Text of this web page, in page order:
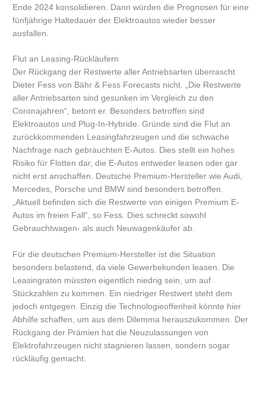
Ende 2024 konsolidieren. Dann würden die Prognosen für eine
fünfjährige Haltedauer der Elektroautos wieder besser
ausfallen.
Flut an Leasing-Rückläufern
Der Rückgang der Restwerte aller Antriebsarten überrascht
Dieter Fess von Bähr & Fess Forecasts nicht. „Die Restwerte
aller Antriebsarten sind gesunken im Vergleich zu den
Coronajahren“, betont er. Besonders betroffen sind
Elektroautos und Plug-In-Hybride. Gründe sind die Flut an
zurückkommenden Leasingfahrzeugen und die schwache
Nachfrage nach gebrauchten E-Autos. Dies stellt ein hohes
Risiko für Flotten dar, die E-Autos entweder leasen oder gar
nicht erst anschaffen. Deutsche Premium-Hersteller wie Audi,
Mercedes, Porsche und BMW sind besonders betroffen.
„Aktuell befinden sich die Restwerte von einigen Premium E-
Autos im freien Fall“, so Fess. Dies schreckt sowohl
Gebrauchtwagen- als auch Neuwagenkäufer ab.
Für die deutschen Premium-Hersteller ist die Situation
besonders belastend, da viele Gewerbekunden leasen. Die
Leasingraten müssten eigentlich niedrig sein, um auf
Stückzahlen zu kommen. Ein niedriger Restwert steht dem
jedoch entgegen. Einzig die Technologieoffenheit könnte hier
Abhilfe schaffen, um aus dem Dilemma herauszukommen. Der
Rückgang der Prämien hat die Neuzulassungen von
Elektrofahrzeugen nicht stagnieren lassen, sondern sogar
rückläufig gemacht.